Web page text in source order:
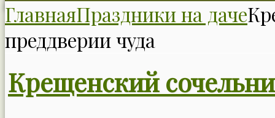
ГлавнаяПраздники на даче
преддверии чуда
Крещенский